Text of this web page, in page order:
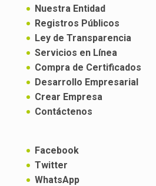
Nuestra Entidad
Registros Públicos
Ley de Transparencia
Servicios en Línea
Compra de Certificados
Desarrollo Empresarial
Crear Empresa
Contáctenos
Facebook
Twitter
WhatsApp